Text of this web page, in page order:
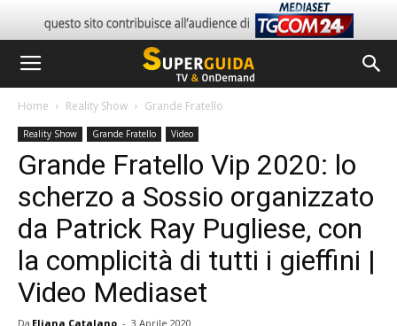
Home Reality Show Grande Fratello
Reality Show Grande Fratello Video
Grande Fratello Vip 2020: lo
scherzo a Sossio organizzato
da Patrick Ray Pugliese, con
la complicità di tutti i gieffini |
Video Mediaset
Da Eliana Catalano - 3 Aprile 2020